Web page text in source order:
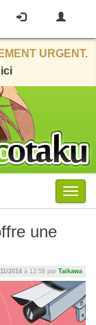
URGENT.
Menu
une
2014 à 12:58 par Taikawa